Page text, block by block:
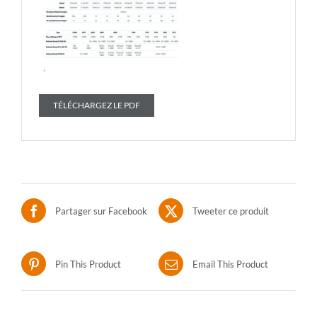
TÉLÉCHARGEZ LE PDF
Partager sur Facebook Tweeter ce produit
Pin This Product Email This Product